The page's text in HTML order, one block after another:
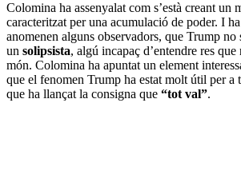
Colomina ha assenyalat com s’està creant un
caracteritzat per una acumulació de poder. I
anomenen alguns observadors, que Trump no
un solipsista, algú incapaç d’entendre res
món. Colomina ha apuntat un element
que el fenomen Trump ha estat molt útil per a
que ha llançat la consigna que “tot val”.